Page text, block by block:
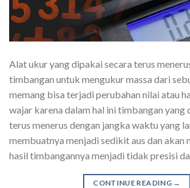
Alat ukur yang dipakai secara terus
timbangan untuk mengukur massa dari
memang bisa terjadi perubahan nilai atau
wajar karena dalam hal ini timbangan yang
terus menerus dengan jangka waktu yang
membuatnya menjadi sedikit aus dan akan
hasil timbangannya menjadi tidak presisi
CONTINUE READING →